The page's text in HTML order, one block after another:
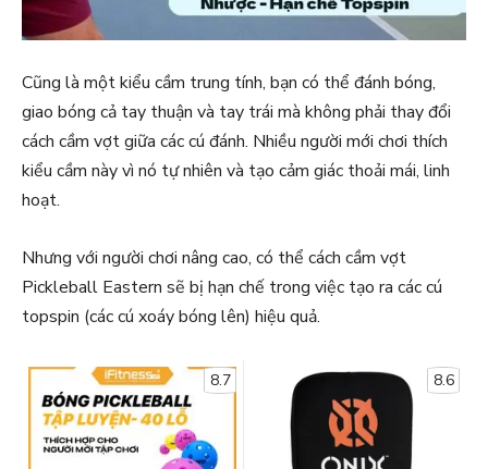
Cũng là một kiểu cầm trung tính, bạn có thể đánh bóng,
giao bóng cả tay thuận và tay trái mà không phải thay đổi
cách cầm vợt giữa các cú đánh. Nhiều người mới chơi thích
kiểu cầm này vì nó tự nhiên và tạo cảm giác thoải mái, linh
hoạt.
Nhưng với người chơi nâng cao, có thể cách cầm vợt
Pickleball Eastern sẽ bị hạn chế trong việc tạo ra các cú
topspin (các cú xoáy bóng lên) hiệu quả.
8.7 8.6